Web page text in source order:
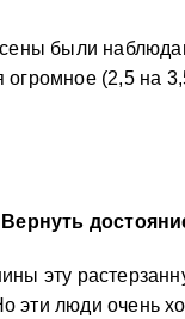
были
огромное (2,5 на
Вернуть
эту
люди очень